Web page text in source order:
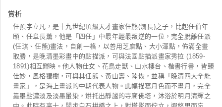
賞析
任預字立凡，是十九世紀頂級天才畫家任熊(渭長)之子，比起任伯年
頤、任阜長薰，他是「四任」中最年輕最叛逆的一位，完全脫離任派
(任琪、任熊)畫法，自創一格，以善用芝麻點、大小渾點，佈滿全畫
取勝，是晚清墨彩畫中的點描派，可與法國點描派畫家秀拉 (1859-
1891)相互輝映。他人物仕女、花鳥走獸、山水樓台、楷書行書，皆臻
佳妙，風格獨樹，可與其任熊、黃山壽、陸恢，並稱「晚清四大全能
畫家」，是海上畫派的中期代表人物。此幅描寫月色而不畫月，完全
靠墨點濃淡及淡墨暈染，烘托出靜謐的寺廟佛塔，沐浴於明月清輝之